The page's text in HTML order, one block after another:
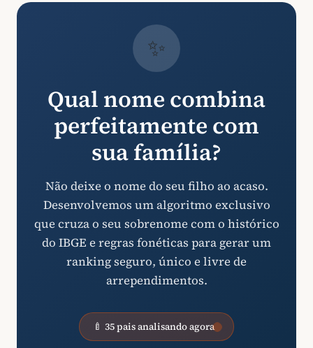
✨
Qual nome combina
perfeitamente com
sua família?
Não deixe o nome do seu filho ao acaso.
Desenvolvemos um algoritmo exclusivo
que cruza o seu sobrenome com o histórico
do IBGE e regras fonéticas para gerar um
ranking seguro, único e livre de
arrependimentos.
🍼 35 pais analisando agora